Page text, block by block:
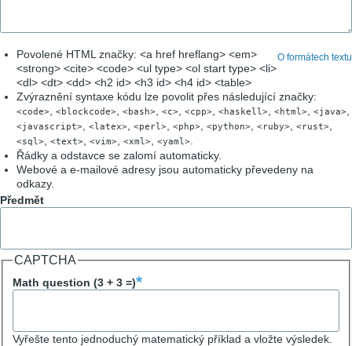
O formátech textu
Povolené HTML značky: <a href hreflang> <em>
<strong> <cite> <code> <ul type> <ol start type> <li>
<dl> <dt> <dd> <h2 id> <h3 id> <h4 id> <table>
Zvýraznění syntaxe kódu lze povolit přes následující značky:
<code> <blockcode> <bash> <c> <cpp> <haskell> <html> <java>
<javascript> <latex> <perl> <php> <python> <ruby> <rust>
<sql> <text> <vim> <xml> <yaml>
Řádky a odstavce se zalomí automaticky.
Webové a e-mailové adresy jsou automaticky převedeny na
odkazy.
Předmět
CAPTCHA
Math question (3 + 3 =)
Vyřešte tento jednoduchý matematický příklad a vložte výsledek.